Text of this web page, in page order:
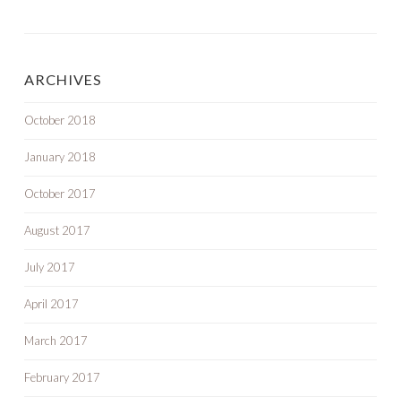
ARCHIVES
October 2018
January 2018
October 2017
August 2017
July 2017
April 2017
March 2017
February 2017